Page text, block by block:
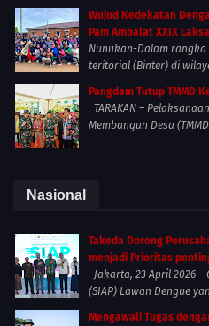
Wujud Kedekatan
Pam Ambalat XXIX
Nunukan-Dalam
teritorial (Binter) di
Pangdam Tutup TMMD
TARAKAN –
Membangun Desa
Nasional
Takeda Dorong
menjadi Prioritas
Jakarta, 23 April 2026
(SIAP) Lawan Dengue
Mengawali Tugas